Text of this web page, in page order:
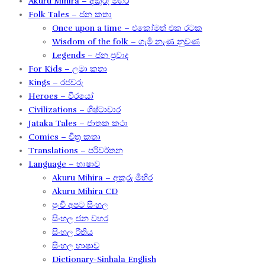
Folk Tales – ජන කතා
Once upon a time – එකෝමත් එක රටක​
Wisdom of the folk – ගැමි නැණ නුවණ​
Legends – ජන ප්‍රවාද​
For Kids – ලමා කතා
Kings – රජවරු
Heroes – වීරයෝ
Civilizations – ශිෂ්ටාචාර
Jataka Tales – ජාතක කථා
Comics – චිත්‍ර කතා
Translations – පරිවර්තන​
Language – භාෂාව
Akuru Mihira – අකුරු මිහිර​
Akuru Mihira CD
පුංචි අපට සිංහල
සිංහල ජන වහර​
සිංහල රීතිය​
සිංහල භාෂාව
Dictionary-Sinhala English